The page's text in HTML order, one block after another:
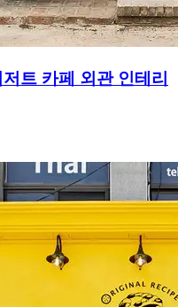
트 카페 외관 인테리